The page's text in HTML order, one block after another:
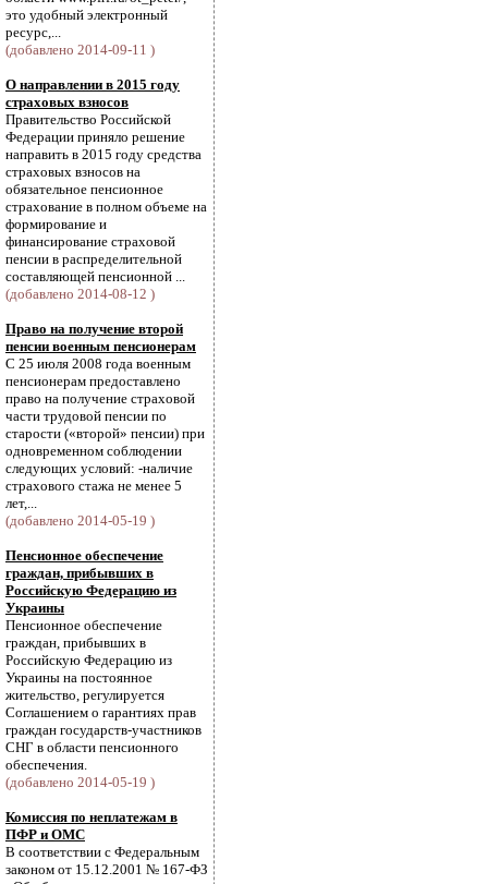
это удобный электронный
ресурс,...
(добавлено 2014-09-11 )
О направлении в 2015 году
страховых взносов
Правительство Российской
Федерации приняло решение
направить в 2015 году средства
страховых взносов на
обязательное пенсионное
страхование в полном объеме на
формирование и
финансирование страховой
пенсии в распределительной
составляющей пенсионной ...
(добавлено 2014-08-12 )
Право на получение второй
пенсии военным пенсионерам
С 25 июля 2008 года военным
пенсионерам предоставлено
право на получение страховой
части трудовой пенсии по
старости («второй» пенсии) при
одновременном соблюдении
следующих условий: -наличие
страхового стажа не менее 5
лет,...
(добавлено 2014-05-19 )
Пенсионное обеспечение
граждан, прибывших в
Российскую Федерацию из
Украины
Пенсионное обеспечение
граждан, прибывших в
Российскую Федерацию из
Украины на постоянное
жительство, регулируется
Соглашением о гарантиях прав
граждан государств-участников
СНГ в области пенсионного
обеспечения.
(добавлено 2014-05-19 )
Комиссия по неплатежам в
ПФР и ОМС
В соответствии с Федеральным
законом от 15.12.2001 № 167-ФЗ